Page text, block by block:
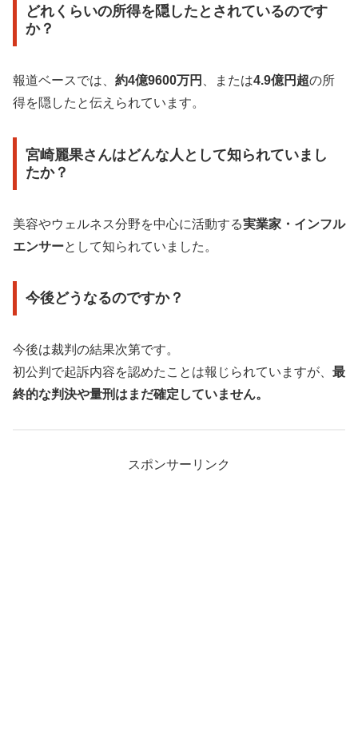
どれくらいの所得を隠したとされているのです
か？
報道ベースでは、 約4億9600万円 、または4.9億円超の所
得を隠したと伝えられています。
宮崎麗果さんはどんな人として知られていまし
たか？
美容やウェルネス分野を中心に活動する実業家・インフル
エンサーとして知られていました。
今後どうなるのですか？
今後は裁判の結果次第です。
初公判で起訴内容を認めたことは報じられていますが、 最
終的な判決や量刑はまだ確定していません。
スポンサーリンク